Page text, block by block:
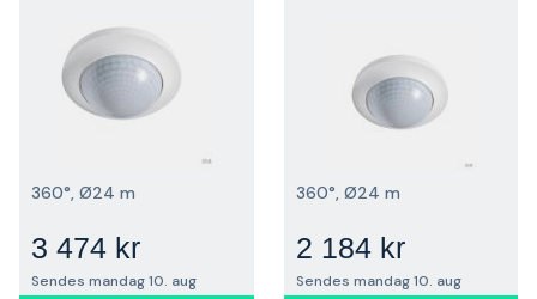
360°, Ø24 m
3 474 kr
Sendes mandag 10. aug
360°, Ø24 m
2 184 kr
Sendes mandag 10. aug